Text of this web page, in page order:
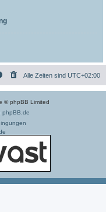
Alle Zeiten sind UTC+02:00
© phpBB Limited
phpBB.de